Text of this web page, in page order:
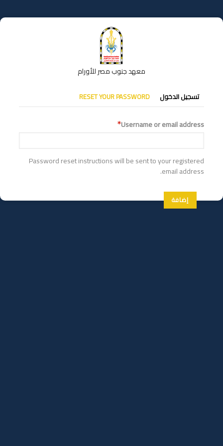
إلى
المحتوى
معهد جنوب مصر للأورام
التبويبات
الأساسية
تسجيل الدخول RESET YOUR PASSWORD
Username or email address
Password reset instructions will be sent to your registered
email address.